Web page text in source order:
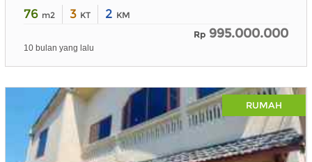
76 m2 3 KT 2 KM
Rp 995.000.000
10 bulan yang lalu
RUMAH